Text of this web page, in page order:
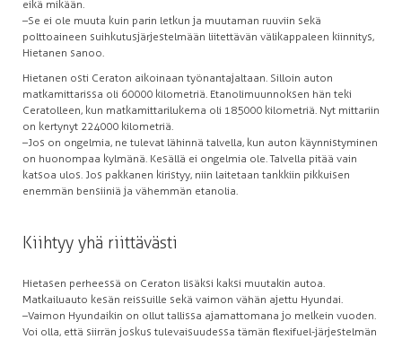
eikä mikään.
–Se ei ole muuta kuin parin letkun ja muutaman ruuviin sekä
polttoaineen suihkutusjärjestelmään liitettävän välikappaleen kiinnitys,
Hietanen sanoo.
Hietanen osti Ceraton aikoinaan työnantajaltaan. Silloin auton
matkamittarissa oli 60 000 kilometriä. Etanolimuunnoksen hän teki
Ceratolleen, kun matkamittarilukema oli 185 000 kilometriä. Nyt mittariin
on kertynyt 224 000 kilometriä.
–Jos on ongelmia, ne tulevat lähinnä talvella, kun auton käynnistyminen
on huonompaa kylmänä. Kesällä ei ongelmia ole. Talvella pitää vain
katsoa ulos. Jos pakkanen kiristyy, niin laitetaan tankkiin pikkuisen
enemmän bensiiniä ja vähemmän etanolia.
Kiihtyy yhä riittävästi
Hietasen perheessä on Ceraton lisäksi kaksi muutakin autoa.
Matkailuauto kesän reissuille sekä vaimon vähän ajettu Hyundai.
–Vaimon Hyundaikin on ollut tallissa ajamattomana jo melkein vuoden.
Voi olla, että siirrän joskus tulevaisuudessa tämän flexifuel-järjestelmän